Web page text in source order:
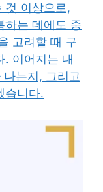
것 이상으로,
하는 데에도 중
고려할 때 구
. 이어지는 내
는지, 그리고
습니다.